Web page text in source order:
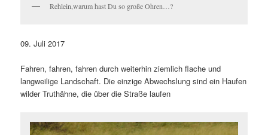
Rehlein,warum hast Du so große Ohren…?
09. Juli 2017
Fahren, fahren, fahren durch weiterhin ziemlich flache und
langweilige Landschaft. Die einzige Abwechslung sind ein Haufen
wilder Truthähne, die über die Straße laufen